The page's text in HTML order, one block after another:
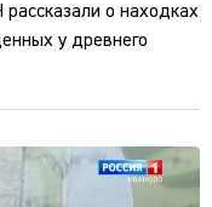
о находках
у древнего